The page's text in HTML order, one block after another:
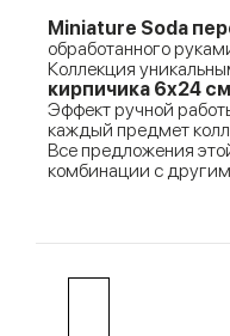
Miniature Soda
обработанного
Коллекция
кирпичика 6х24 см
Эффект ручной
каждый предмет
Все предложения
комбинации с